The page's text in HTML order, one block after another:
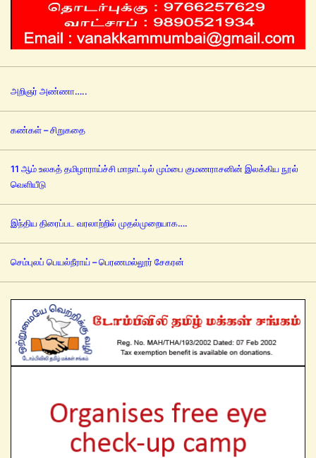
அறிஞர் அண்ணா…..
கண்கள் – சிறுகதை
11 ஆம் உலகத் தமிழாராய்ச்சி மாநாட்டில் மும்பை குமணராசனின் இலக்கிய நூல்
வெளியீடு
இந்திய திரைப்பட வரலாற்றில் முதல்முறையாக….
செம்புலப் பெயல்நீராய் – பெரணமல்லூர் சேகரன்